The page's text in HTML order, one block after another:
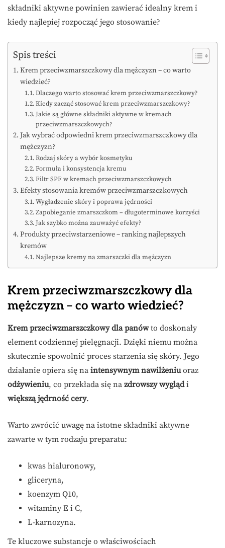
składniki aktywne powinien zawierać idealny krem i
kiedy najlepiej rozpocząć jego stosowanie?
Spis treści
Krem przeciwzmarszczkowy dla mężczyzn – co warto
wiedzieć?
Dlaczego warto stosować krem przeciwzmarszczkowy?
Kiedy zacząć stosować krem przeciwzmarszczkowy?
Jakie są główne składniki aktywne w kremach
przeciwzmarszczkowych?
Jak wybrać odpowiedni krem przeciwzmarszczkowy dla
mężczyzn?
Rodzaj skóry a wybór kosmetyku
Formuła i konsystencja kremu
Filtr SPF w kremach przeciwzmarszczkowych
Efekty stosowania kremów przeciwzmarszczkowych
Wygładzenie skóry i poprawa jędrności
Zapobieganie zmarszczkom – długoterminowe korzyści
Jak szybko można zauważyć efekty?
Produkty przeciwstarzeniowe – ranking najlepszych
kremów
Najlepsze kremy na zmarszczki dla mężczyzn
Krem przeciwzmarszczkowy dla
mężczyzn – co warto wiedzieć?
Krem przeciwzmarszczkowy dla panówto doskonały
element codziennej pielęgnacji. Dzięki niemu można
skutecznie spowolnić proces starzenia się skóry. Jego
działanie opiera się na intensywnym nawilżeniuoraz
odżywieniu, co przekłada się na zdrowszy wyglądi
większą jędrność cery.
Warto zwrócić uwagę na istotne składniki aktywne
zawarte w tym rodzaju preparatu:
kwas hialuronowy,
gliceryna,
koenzym Q10,
witaminy E i C,
L-karnozyna.
Te kluczowe substancje o właściwościach